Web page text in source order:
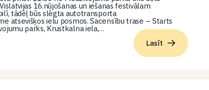
Lasīt
16.nūjošanas un iešanas festivālam
tādēļ būs slēgta autotransporta
atsevišķos ielu posmos. Sacensību trase – Starts
parks, Krustkalna iela,…